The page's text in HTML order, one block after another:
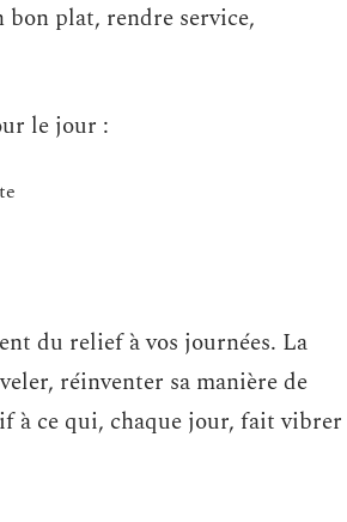
plat, rendre service,
le jour :
du relief à vos journées. La
réinventer sa manière de
à ce qui, chaque jour, fait vibrer